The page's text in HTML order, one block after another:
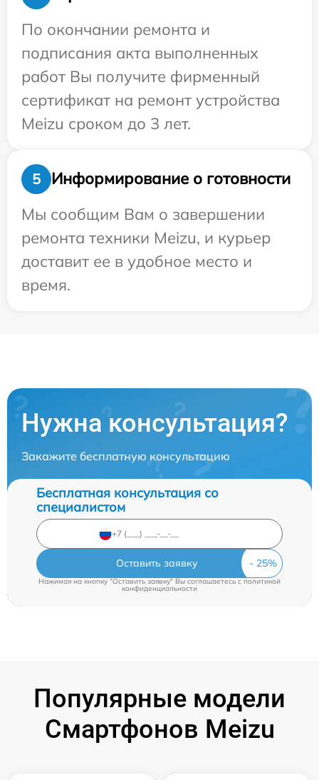
По окончании ремонта и
подписания акта выполненных
работ Вы получите фирменный
сертификат на ремонт устройства
Meizu сроком до 3 лет.
5
Информирование о готовности
Мы сообщим Вам о завершении
ремонта техники Meizu, и курьер
доставит ее в удобное место и
время.
Нужна консультация?
Закажите бесплатную консультацию
Бесплатная консультация со
специалистом
Оставить заявку
Нажимая на кнопку "Оставить заявку" Вы соглашаетесь cполитикой
конфиденциальности
Популярные модели
Смартфонов Meizu